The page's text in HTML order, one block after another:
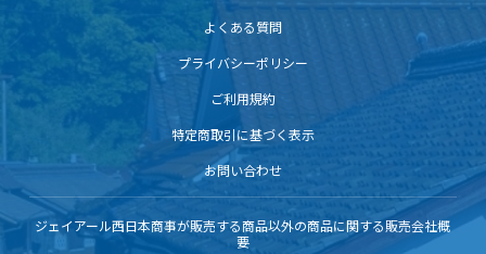
よくある質問
プライバシーポリシー
ご利用規約
特定商取引に基づく表示
お問い合わせ
ジェイアール西日本商事が販売する商品以外の商品に関する販売会社概
要